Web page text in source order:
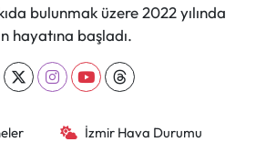
bulunmak üzere 2022 yılında
hayatına başladı.
İzmir Hava Durumu